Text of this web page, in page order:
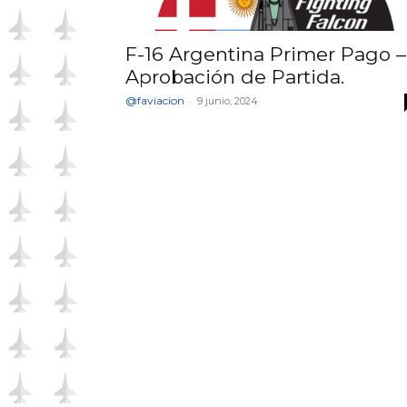
F-16 Argentina Primer Pago –
Aprobación de Partida.
@faviacion - 9 junio, 2024